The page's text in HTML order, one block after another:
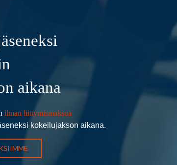
aikana
ilman liittymismaksua
kokeilujakson aikana.